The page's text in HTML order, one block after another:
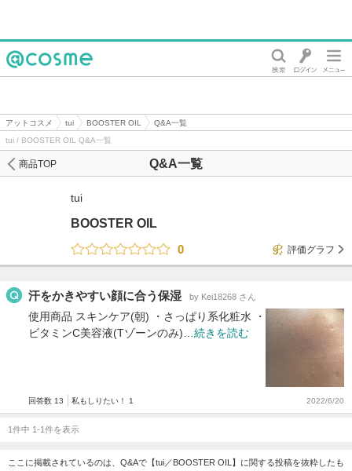
アットコスメ tui BOOSTER OIL
Q&A一覧
tui / BOOSTER OIL Q&A一覧
Q&A一覧
商品TOP
tui
BOOSTER OIL
0
評価グラフ
汗をかきやすい顔に合う保湿 by Kei18268 さん
使用商品 スキンケア(朝) ・さっぱり系化粧水 ・
ビタミンC美容液(Tゾーンのみ)… 続きを読む
回答数 13 私もしりたい！ 1 2022/6/20
1件中 1-1件を表示
ここに掲載されているのは、Q&Aで【tui／BOOSTER OIL】に関する投稿を抜粋したも